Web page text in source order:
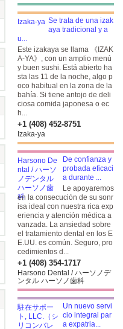
Se trata de una izak
aya tradicional y a
u...
Este izakaya se llama 《IZAK
A-YA》, con un amplio menú
y buen sushi. Está abierto ha
sta las 11 de la noche, algo p
oco habitual en la zona de la
bahía. Si tiene antojo de deli
ciosa comida japonesa o ec
h...
+1 (408) 452-8751
Izaka-ya
De confianza y
probada eficaci
a durante ...
Le apoyaremos
en la consecución de su sonr
isa ideal con nuestra rica exp
eriencia y atención médica a
vanzada. La ansiedad sobre
el tratamiento dental en los E
E.UU. es común. Seguro, pro
cedimientos d...
+1 (408) 354-1717
Harsono Dental / ハーソノデ
ンタル ハーソノ歯科
Un nuevo servi
cio integral par
a expatria...